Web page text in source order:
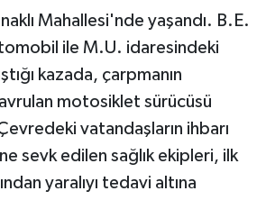
Mahallesi'nde yaşandı. B.E.
ile M.U. idaresindeki
kazada, çarpmanın
motosiklet sürücüsü
vatandaşların ihbarı
sevk edilen sağlık ekipleri, ilk
yaralıyı tedavi altına